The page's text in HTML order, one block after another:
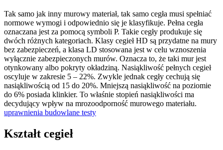
Tak samo jak inny murowy materiał, tak samo cegła musi spełniać
normowe wymogi i odpowiednio się je klasyfikuje. Pełna cegła
oznaczana jest za pomocą symboli P. Takie cegły produkuje się
dwóch różnych kategoriach. Klasy cegieł HD są przydatne na mury
bez zabezpieczeń, a klasa LD stosowana jest w celu wznoszenia
wyłącznie zabezpieczonych murów. Oznacza to, że taki mur jest
otynkowany albo pokryty okładziną. Nasiąkliwość pełnych cegieł
oscyluje w zakresie 5 – 22%. Zwykle jednak cegły cechują się
nasiąkliwością od 15 do 20%. Mniejszą nasiąkliwość na poziomie
do 6% posiada klinkier. To właśnie stopień nasiąkliwości ma
decydujący wpływ na mrozoodporność murowego materiału.
uprawnienia budowlane testy
Kształt cegieł